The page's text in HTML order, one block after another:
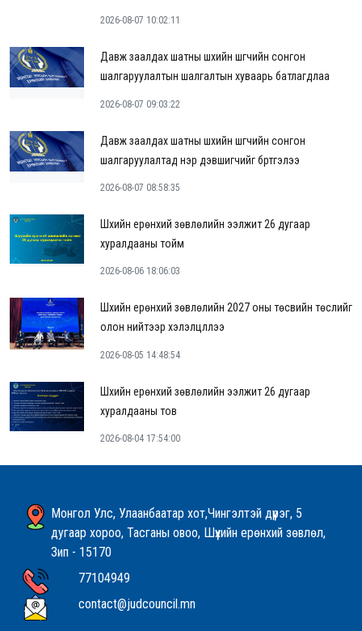
2026-08-07 10:02:11
Давж заалдах шатны шүүхийн шүүгчийн сонгон
шалгаруулалтын шалгалтын хуваарь батлагдлаа
2026-08-07 09:03:22
Давж заалдах шатны шүүхийн шүүгчийн сонгон
шалгаруулалтад нэр дэвшигчийг бүртгэлээ
2026-08-07 08:58:35
Шүүхийн ерөнхий зөвлөлийн ээлжит 26 дугаар
хуралдааны тойм
2026-08-06 18:06:03
Шүүхийн ерөнхий зөвлөлийн 2027 оны төсвийн төслийг
олон нийтээр хэлэлцүүллээ
2026-08-05 14:48:54
Шүүхийн ерөнхий зөвлөлийн ээлжит 26 дугаар
хуралдааны тов
2026-08-04 17:54:00
Монгол Улс, Улаанбаатар хот,Чингэлтэй дүүрэг, 5
дугаар хороо, Тасганы овоо, Шүүхийн ерөнхий зөвлөл,
Зип - 15170
77104949
contact@judcouncil.mn